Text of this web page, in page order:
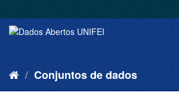
Conjuntos de dados